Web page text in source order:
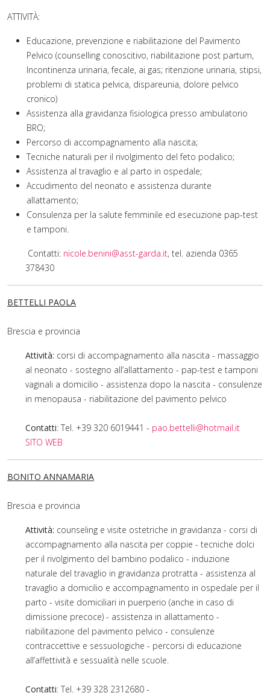
ATTIVITÀ:
Educazione, prevenzione e riabilitazione del Pavimento
Pelvico (counselling conoscitivo, riabilitazione post partum,
Incontinenza urinaria, fecale, ai gas; ritenzione urinaria, stipsi,
problemi di statica pelvica, dispareunia, dolore pelvico
cronico)
Assistenza alla gravidanza fisiologica presso ambulatorio
BRO;
Percorso di accompagnamento alla nascita;
Tecniche naturali per il rivolgimento del feto podalico;
Assistenza al travaglio e al parto in ospedale;
Accudimento del neonato e assistenza durante
allattamento;
Consulenza per la salute femminile ed esecuzione pap-test
e tamponi.
Contatti: nicole.benini@asst-garda.it, tel. azienda 0365
378430
BETTELLI PAOLA
Brescia e provincia
Attività: corsi di accompagnamento alla nascita - massaggio
al neonato - sostegno all’allattamento - pap-test e tamponi
vaginali a domicilio - assistenza dopo la nascita - consulenze
in menopausa - riabilitazione del pavimento pelvico
Contatti: Tel. +39 320 6019441 - pao.bettelli@hotmail.it
SITO WEB
BONITO ANNAMARIA
Brescia e provincia
Attività: counseling e visite ostetriche in gravidanza - corsi di
accompagnamento alla nascita per coppie - tecniche dolci
per il rivolgimento del bambino podalico - induzione
naturale del travaglio in gravidanza protratta - assistenza al
travaglio a domicilio e accompagnamento in ospedale per il
parto - visite domiciliari in puerperio (anche in caso di
dimissione precoce) - assistenza in allattamento -
riabilitazione del pavimento pelvico - consulenze
contraccettive e sessuologiche - percorsi di educazione
all’affettività e sessualità nelle scuole.
Contatti: Tel. +39 328 2312680 -